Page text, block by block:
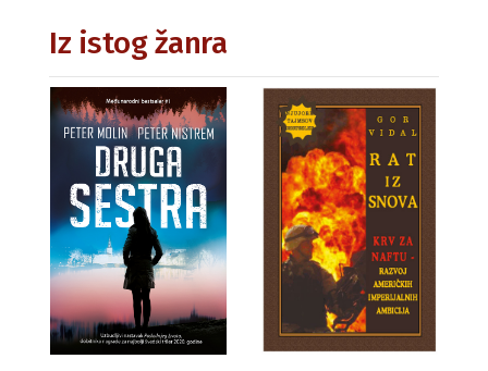
Iz istog žanra